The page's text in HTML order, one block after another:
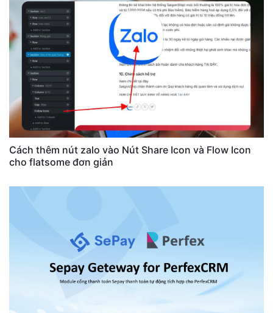
Cách thêm nút zalo vào Nút Share Icon và Flow Icon
cho flatsome đơn giản